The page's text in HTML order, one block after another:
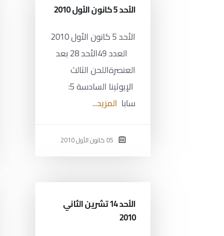
الأحد 5 كانون الأول 2010
الأحد 5 كانون الأول 2010
العدد 49الأحد 28 بعد
العنصرةاللحن الثالث
الإيوثينا السادسة 5:
سابا المزيد...
الأحد 14 تشرين الثاني
2010